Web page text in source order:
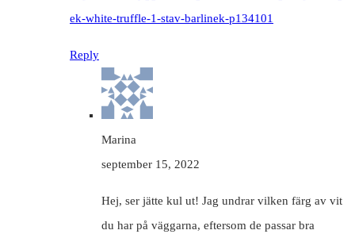
ek-white-truffle-1-stav-barlinek-p134101
Reply
Marina
september 15, 2022
Hej, ser jätte kul ut! Jag undrar vilken färg av vit
du har på väggarna, eftersom de passar bra